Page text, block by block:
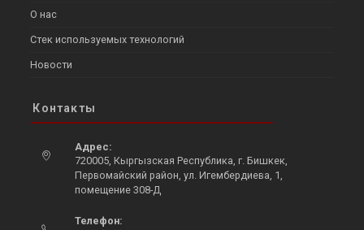
О нас
Стек используемых технологий
Новости
Контакты
Адрес:
720005, Кыргызская Республика, г. Бишкек,
Первомайский район, ул. Игембердиева, 1,
помещение 308-Д
in
Телефон: